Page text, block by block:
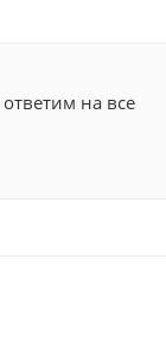
на все